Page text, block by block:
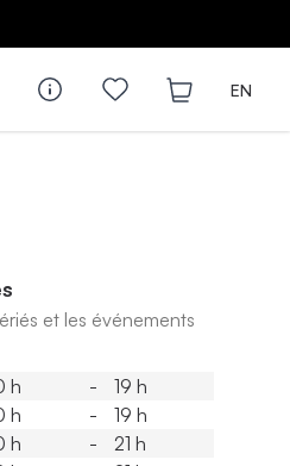
EN
et les événements
h -
19 h
h -
19 h
h -
21 h